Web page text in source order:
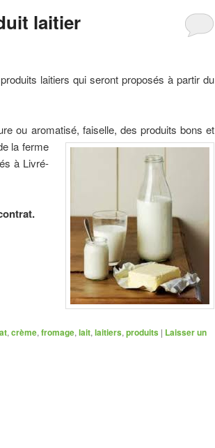
laitier
laitiers qui seront proposés à partir du
ou aromatisé, faiselle, des produits bons et
la ferme
à Livré-
, crème, fromage, lait, laitiers, produits | Laisser un